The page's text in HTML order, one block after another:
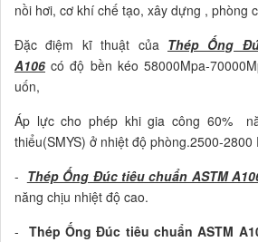
nồi hơi, cơ khí chế tạo, xây dựng , phòng
Đặc điệm kĩ thuật của Thép Ống
A106 có độ bền kéo 58000Mpa-
uốn,
Áp lực cho phép khi gia công 60%
thiểu(SMYS) ở nhiệt độ phòng.2500-
- Thép Ống Đúc tiêu chuẩn ASTM
năng chịu nhiệt độ cao.
- Thép Ống Đúc tiêu chuẩn ASTM